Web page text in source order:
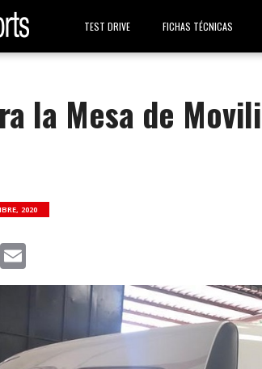
TEST DRIVE FICHAS TÉCNICAS
la Mesa de
2020
LinkedIn